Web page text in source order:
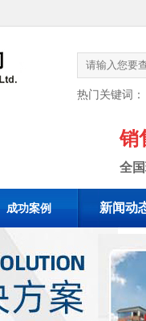
热门关键词：
销
全
成功案例 新闻动